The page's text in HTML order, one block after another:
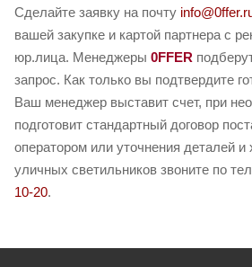
Сделайте заявку на почту
вашей закупке и картой партнера с
юр.лица. Менеджеры 0FFER
запрос. Как только вы подтвердите
Ваш менеджер выставит счет, при
подготовит стандартный договор
оператором или уточнения деталей и
уличных светильников звоните по
10-20.